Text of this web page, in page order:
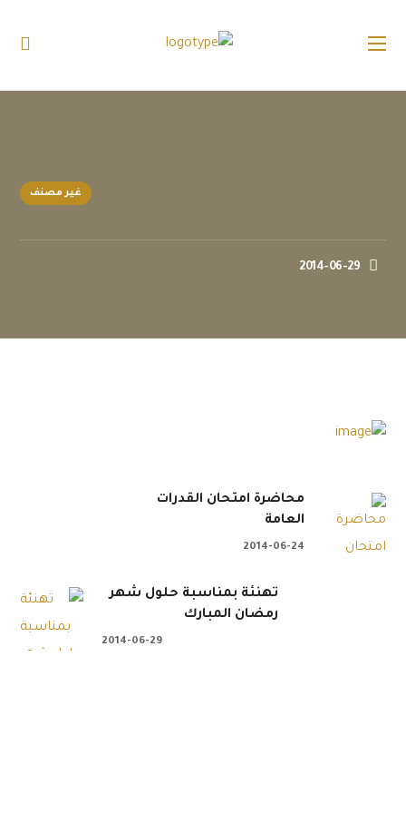
غير مصنف
2014-06-29
محاضرة امتحان القدرات
العامة
2014-06-24
تهنئة بمناسبة حلول شهر
رمضان المبارك
2014-06-29